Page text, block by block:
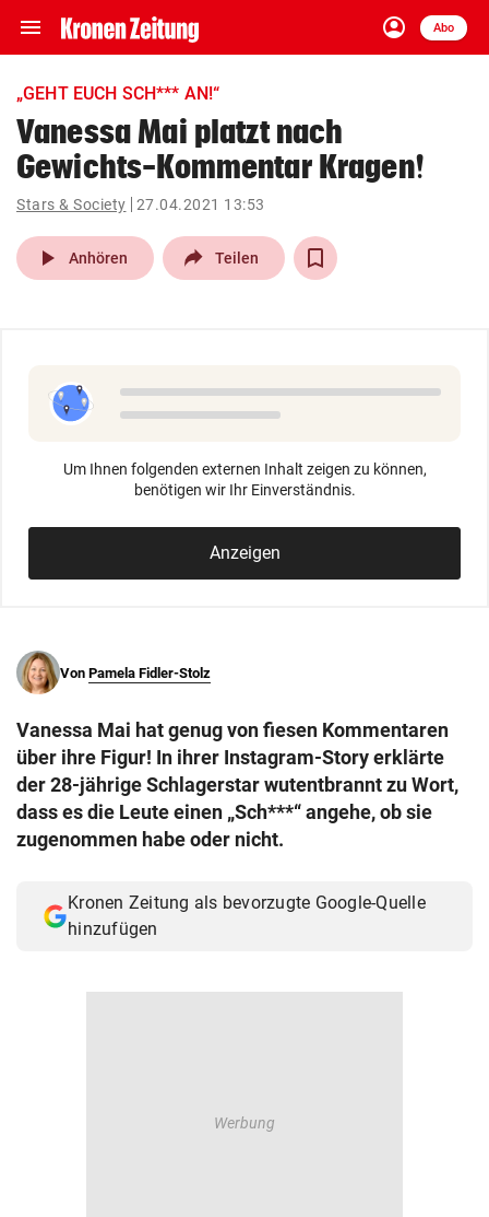
menu Navigation
ein-/ausklappen
account_circle
Anmelden
Abo
close Schließen
account_circle Anmelden
arrow_right
pin_drop
Wien arrow_right
search
eingeben
„GEHT EUCH SCH*** AN!“
Vanessa Mai platzt nach
Gewichts-Kommentar Kragen!
Stars & Society 27.04.2021 13:53
play_arrow Anhören Teilen
Um Ihnen folgenden externen Inhalt zeigen zu können,
benötigen wir Ihr Einverständnis.
Anzeigen
Von Pamela Fidler-Stolz
Vanessa Mai hat genug von fiesen Kommentaren
über ihre Figur! In ihrer Instagram-Story erklärte
der 28-jährige Schlagerstar wutentbrannt zu Wort,
dass es die Leute einen „Sch***“ angehe, ob sie
zugenommen habe oder nicht.
Kronen Zeitung als bevorzugte Google-Quelle
hinzufügen